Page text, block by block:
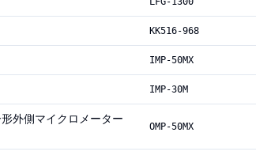
KK516-968
IMP-50MX
IMP-30M
外側マイクロメーター
OMP-50MX